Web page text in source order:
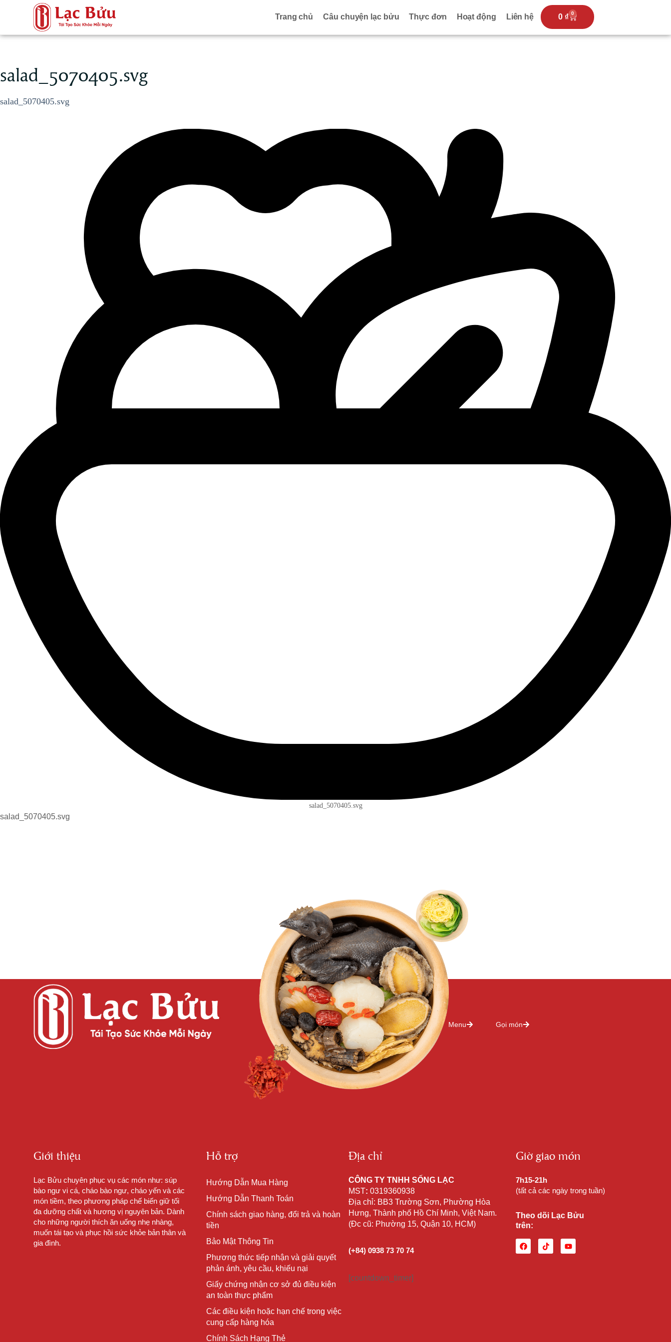
Trang chủ Câu chuyện lạc bửu Thực đơn Hoạt động Liên hệ 0 ₫ 0
salad_5070405.svg
salad_5070405.svg
salad_5070405.svg
salad_5070405.svg
Menu Gọi món
Giới thiệu
Lạc Bửu chuyên phục vụ các món như: súp
bào ngư vi cá, cháo bào ngư, cháo yến và các
món tiềm, theo phương pháp chế biến giữ tối
đa dưỡng chất và hương vị nguyên bản. Dành
cho những người thích ăn uống nhẹ nhàng,
muốn tái tạo và phục hồi sức khỏe bản thân và
gia đình.
Hỗ trợ
Hướng Dẫn Mua Hàng
Hướng Dẫn Thanh Toán
Chính sách giao hàng, đổi trả và hoàn
tiền
Bảo Mật Thông Tin
Phương thức tiếp nhận và giải quyết
phản ánh, yêu cầu, khiếu nại
Giấy chứng nhận cơ sở đủ điều kiện
an toàn thực phẩm
Các điều kiện hoặc hạn chế trong việc
cung cấp hàng hóa
Chính Sách Hạng Thẻ
Địa chỉ
CÔNG TY TNHH SỐNG LẠC
MST: 0319360938
Địa chỉ: BB3 Trường Sơn, Phường Hòa
Hưng, Thành phố Hồ Chí Minh, Việt Nam.
(Đc cũ: Phường 15, Quận 10, HCM)
(+84) 0938 73 70 74
[countdown_timer]
Giờ giao món
7h15-21h
(tất cả các ngày trong tuần)
Theo dõi Lạc Bửu
trên: